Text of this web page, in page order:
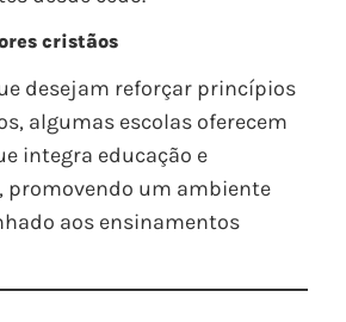
cristãos
desejam reforçar princípios
algumas escolas oferecem
integra educação e
promovendo um ambiente
aos ensinamentos